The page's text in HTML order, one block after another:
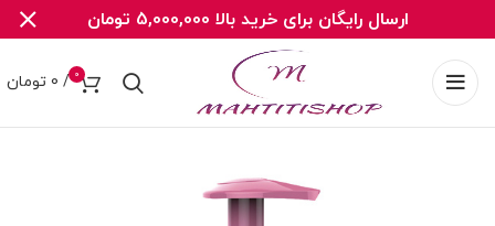
0
/
0 تومان
ارسال رایگان برای خرید بالا 5,000,000 تومان